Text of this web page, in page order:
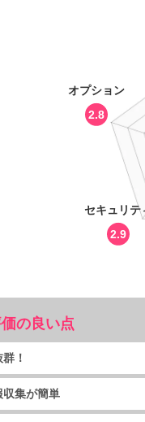
セキュリテ
2.9
オプション
2.8
の良い点
！
収集が簡単